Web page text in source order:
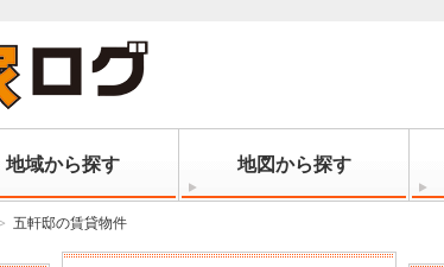
地域から探す 地図から探す
五軒邸の賃貸物件